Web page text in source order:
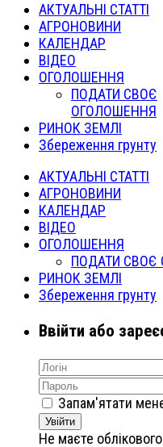
АКТУАЛЬНІ СТАТТІ
АГРОНОВИНИ
КАЛЕНДАР
ВІДЕО
ОГОЛОШЕННЯ
ПОДАТИ СВОЄ
ОГОЛОШЕННЯ
РИНОК ЗЕМЛІ
Збереження грунту
АКТУАЛЬНІ СТАТТІ
АГРОНОВИНИ
КАЛЕНДАР
ВІДЕО
ОГОЛОШЕННЯ
ПОДАТИ
РИНОК ЗЕМЛІ
Збереження грунту
Ввійти або
Запам'ятати
Увійти
Не маєте